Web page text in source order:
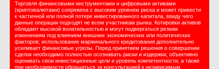
Торговля финансовыми инструментами и цифровыми активами
(криптовалютами) сопряжена с высоким уровнем риска и может привести
к частичной или полной потере инвестированного капитала, ввиду чего
данные операции подходят не всем участникам рынка. Котировки активов
обладают высокой волатильностью и могут подвергаться резким
изменениям под влиянием внешних экономических или политических
факторов; использование маржинального кредитования дополнительно
усиливает финансовые угрозы. Перед принятием решения о совершении
сделок необходимо полностью осознавать риски и издержки, объективно
оценивать свои инвестиционные цели и уровень компетентности, а также
при необходимости обращаться за консультацией к независимым